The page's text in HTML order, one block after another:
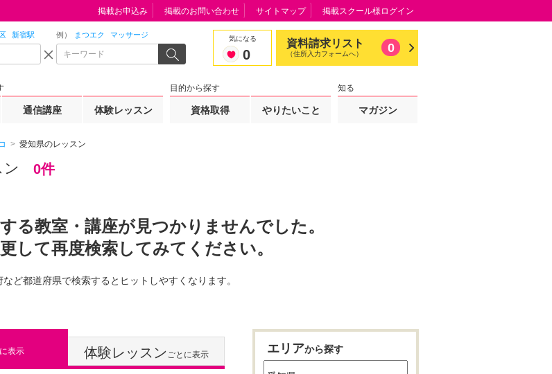
新宿駅 例） まつエク マッサージ 気になる
0
資料請求リスト
（住所入力フォームへ） 0
通信講座 体験レッスン
目的から探す
資格取得 やりたいこと
知る
マガジン
掲載お申込み 掲載のお問い合わせ サイトマップ 掲載スクール様ログイン
愛知県のレッスン
ン 0件
る教室・講座が見つかりませんでした。
して再度検索してみてください。
ど都道府県で検索するとヒットしやすくなります。
表示 体験レッスンごとに表示 エリアから探す